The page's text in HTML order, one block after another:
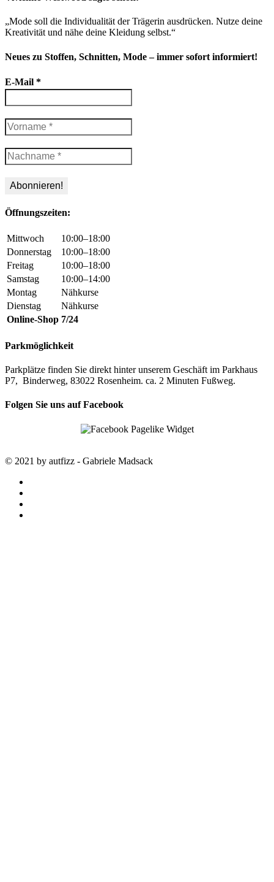
„Mode soll die Individualität der Trägerin ausdrücken. Nutze deine
Kreativität und nähe deine Kleidung selbst.“
Neues zu Stoffen, Schnitten, Mode – immer sofort informiert!
E-Mail *
Öffnungszeiten:
Mittwoch
10:00–18:00
Donnerstag
10:00–18:00
Freitag
10:00–18:00
Samstag
10:00–14:00
Montag
Nähkurse
Dienstag
Nähkurse
Online-Shop 7/24
Parkmöglichkeit
Parkplätze finden Sie direkt hinter unserem Geschäft im Parkhaus
P7, Binderweg, 83022 Rosenheim. ca. 2 Minuten Fußweg.
Folgen Sie uns auf Facebook
© 2021 by autfizz - Gabriele Madsack